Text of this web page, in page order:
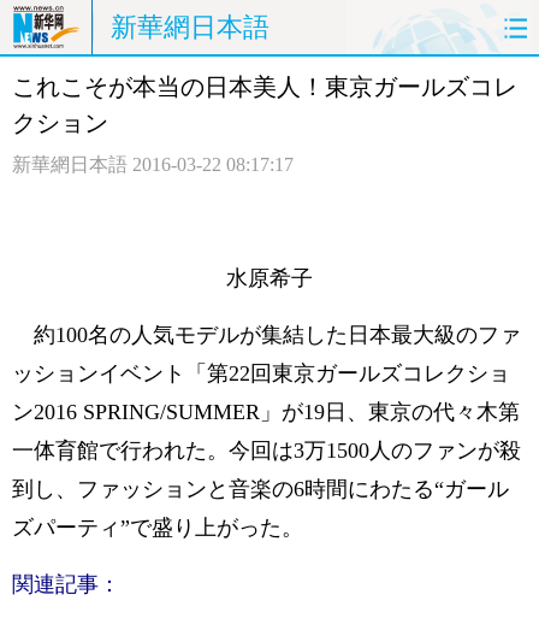
新華網日本語
ホームページ 政治 経済
これこそが本当の日本美人！東京ガールズコレ
クション
新華網日本語 2016-03-22 08:17:17
水原希子
約100名の人気モデルが集結した日本最大級のファ
ッションイベント「第22回東京ガールズコレクショ
ン2016 SPRING/SUMMER」が19日、東京の代々木第
一体育館で行われた。今回は3万1500人のファンが殺
到し、ファッションと音楽の6時間にわたる“ガール
ズパーティ”で盛り上がった。
関連記事：